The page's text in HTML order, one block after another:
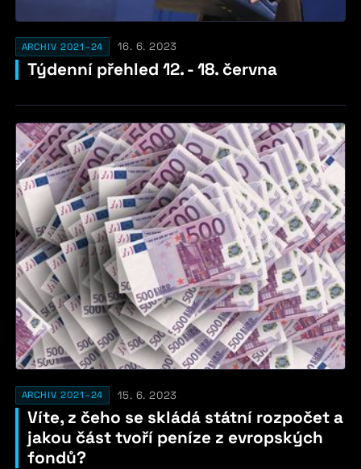
ARCHIV 2021–24 16. 6. 2023
Týdenní přehled 12. - 18. června
ARCHIV 2021–24 15. 6. 2023
Víte, z čeho se skládá státní rozpočet a
jakou část tvoří peníze z evropských
fondů?